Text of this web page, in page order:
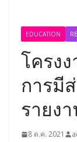
EDUCATION
โครง
การมี
รายง
8 ต.ค. 2021